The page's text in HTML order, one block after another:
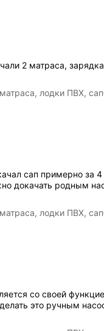
2 матраса,
лодки ПВХ,
сап примерно за
докачать родным
лодки ПВХ,
со своей
это ручным